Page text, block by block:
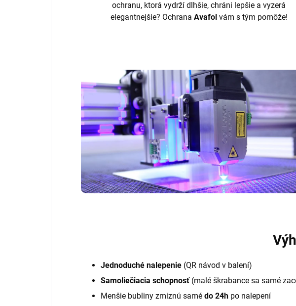
ochranu, ktorá vydrží dlhšie, chráni lepšie a vyzerá
elegantnejšie? Ochrana Avafol vám s tým pomôže!
Jednoduché nalepenie (QR návod v balení)
Samoliečiacia schopnosť(malé škrabance sa samé
Menšie bubliny zmiznú samé do 24h po nalepení